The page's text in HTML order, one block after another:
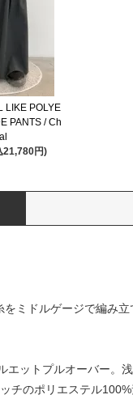
LIKE POLYE
PANTS / Ch
21,780円)
ミドルゲージで編み
エットプルオーバー。
チのポリエステル100%